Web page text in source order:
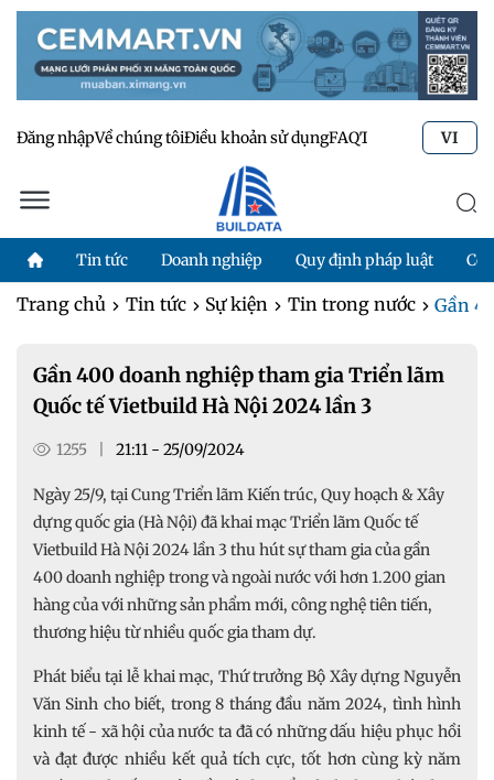
Đăng nhậpVề chúng tôiĐiều khoản sử dụngFAQTư vấn kỹ thuật
VI
Tin tức Doanh nghiệp Quy định pháp luật
Trang chủ Tin tức Sự kiện Tin trong nước Gần
Gần 400 doanh nghiệp tham gia Triển lãm
Quốc tế Vietbuild Hà Nội 2024 lần 3
1255 21:11 - 25/09/2024
Ngày 25/9, tại Cung Triển lãm Kiến trúc, Quy hoạch & Xây
dựng quốc gia (Hà Nội) đã khai mạc Triển lãm Quốc tế
Vietbuild Hà Nội 2024 lần 3 thu hút sự tham gia của gần
400 doanh nghiệp trong và ngoài nước với hơn 1.200 gian
hàng của với những sản phẩm mới, công nghệ tiên tiến,
thương hiệu từ nhiều quốc gia tham dự.
Phát biểu tại lễ khai mạc, Thứ trưởng Bộ Xây dựng Nguyễn
Văn Sinh cho biết, trong 8 tháng đầu năm 2024, tình hình
kinh tế - xã hội của nước ta đã có những dấu hiệu phục hồi
và đạt được nhiều kết quả tích cực, tốt hơn cùng kỳ năm